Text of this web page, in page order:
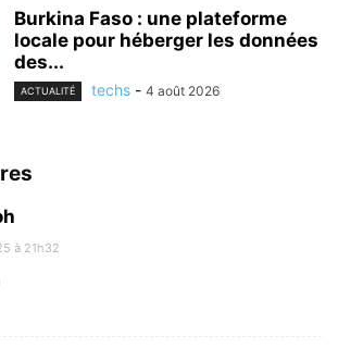
Burkina Faso : une plateforme
locale pour héberger les données
des...
ACTUALITÉ techs - 4 août 2026
à 21h32